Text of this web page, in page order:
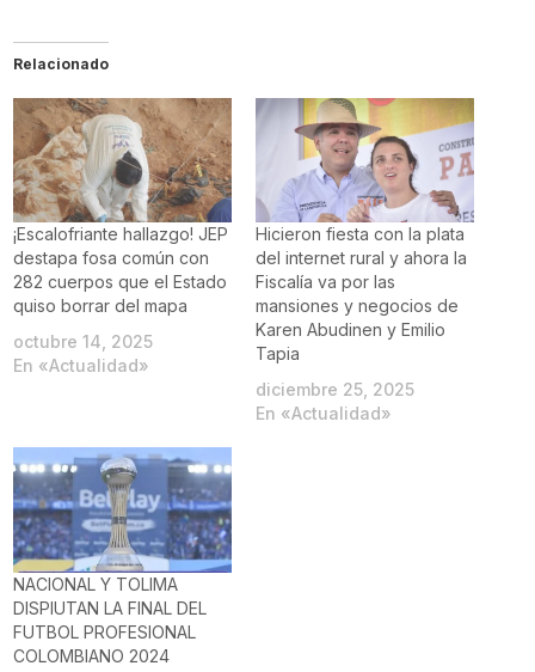
Relacionado
¡Escalofriante hallazgo! JEP
destapa fosa común con
282 cuerpos que el Estado
quiso borrar del mapa
octubre 14, 2025
En «Actualidad»
Hicieron fiesta con la plata
del internet rural y ahora la
Fiscalía va por las
mansiones y negocios de
Karen Abudinen y Emilio
Tapia
diciembre 25, 2025
En «Actualidad»
NACIONAL Y TOLIMA
DISPIUTAN LA FINAL DEL
FUTBOL PROFESIONAL
COLOMBIANO 2024